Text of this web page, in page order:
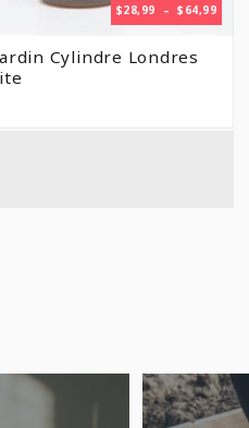
$28,99 – $ 64,99PLAGE
DE
Cylindre Londres